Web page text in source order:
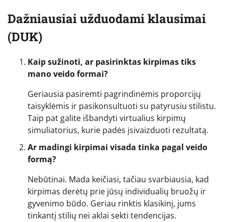
Dažniausiai užduodami klausimai
(DUK)
Kaip sužinoti, ar pasirinktas kirpimas tiks
mano veido formai?
Geriausia pasiremti pagrindinėmis proporcijų
taisyklėmis ir pasikonsultuoti su patyrusiu stilistu.
Taip pat galite išbandyti virtualius kirpimų
simuliatorius, kurie padės įsivaizduoti rezultatą.
Ar madingi kirpimai visada tinka pagal veido
formą?
Nebūtinai. Mada keičiasi, tačiau svarbiausia, kad
kirpimas derėtų prie jūsų individualių bruožų ir
gyvenimo būdo. Geriau rinktis klasikinį, jums
tinkantį stilių nei aklai sekti tendencijas.